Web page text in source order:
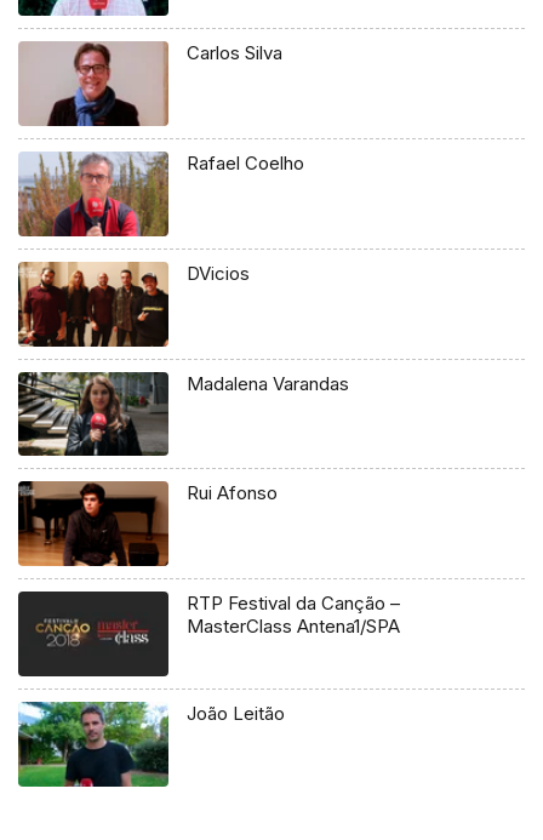
Carlos Silva
Rafael Coelho
DVicios
Madalena Varandas
Rui Afonso
RTP Festival da Canção –
MasterClass Antena1/SPA
João Leitão